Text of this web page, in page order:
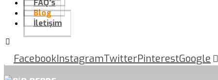
FAQ’s
Blog
İletişim
FacebookInstagramTwitterPinterestGoogle